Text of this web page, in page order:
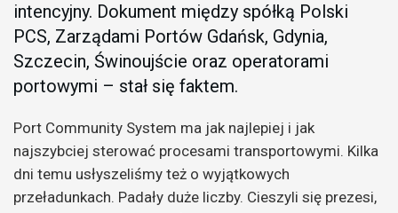
intencyjny. Dokument między spółką Polski
PCS, Zarządami Portów Gdańsk, Gdynia,
Szczecin, Świnoujście oraz operatorami
portowymi – stał się faktem.
Port Community System ma jak najlepiej i jak
najszybciej sterować procesami transportowymi. Kilka
dni temu usłyszeliśmy też o wyjątkowych
przeładunkach. Padały duże liczby. Cieszyli się prezesi,